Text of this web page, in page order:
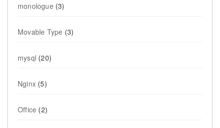
monologue (3)
Movable Type (3)
mysql (20)
Nginx (5)
Office (2)